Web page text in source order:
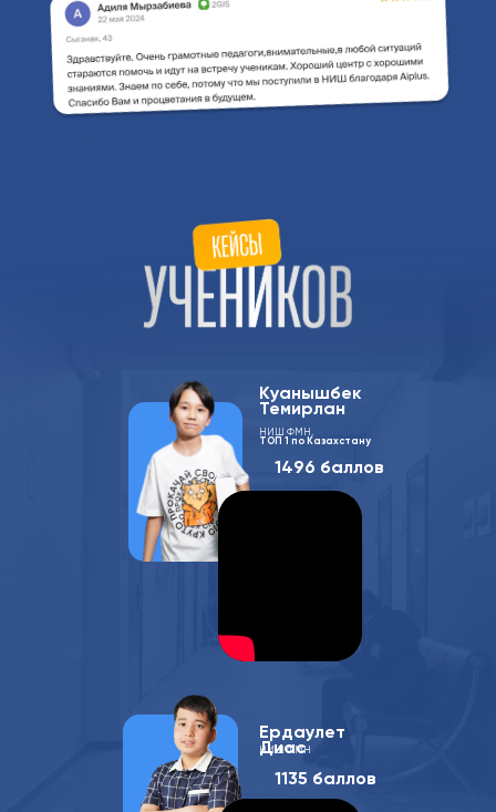
Куанышбек
Темирлан
1496 баллов
НИШ ФМН,
ТОП 1 по Казахстану
1135 баллов
Ердаулет
Диас
НИШ ФМН